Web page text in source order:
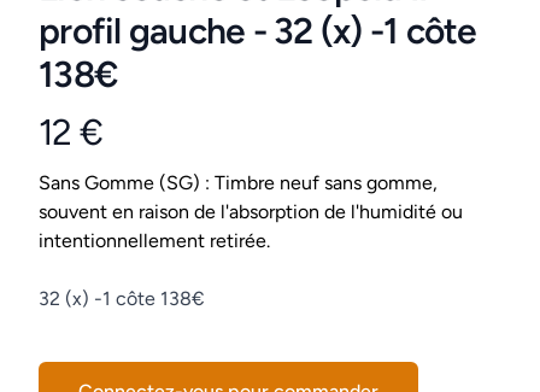
profil gauche - 32 (x) -1 côte
138€
Product information
12 €
Conditions
Sans Gomme (SG) : Timbre neuf sans gomme,
souvent en raison de l'absorption de l'humidité ou
intentionnellement retirée.
Description
32 (x) -1 côte 138€